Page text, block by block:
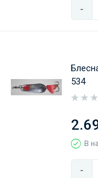
-
534
В
-